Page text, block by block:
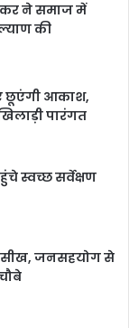
ने समाज में
की
छूएंगी आकाश,
पारंगत
स्वच्छ सर्वेक्षण
सीख, जनसहयोग से